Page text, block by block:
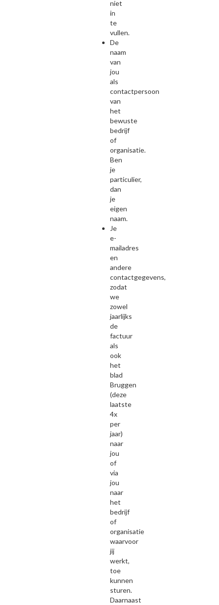
niet
in
te
vullen.
De
naam
van
jou
als
contactpersoon
van
het
bewuste
bedrijf
of
organisatie.
Ben
je
particulier,
dan
je
eigen
naam.
Je
e-
mailadres
en
andere
contactgegevens,
zodat
we
zowel
jaarlijks
de
factuur
als
ook
het
blad
Bruggen
(deze
laatste
4x
per
jaar)
naar
jou
of
via
jou
naar
het
bedrijf
of
organisatie
waarvoor
jij
werkt,
toe
kunnen
sturen.
Daarnaast